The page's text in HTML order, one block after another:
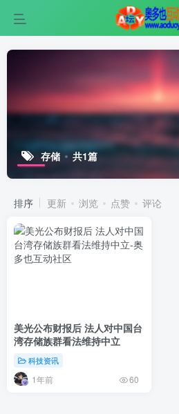
存储 共1篇
排序 更新 浏览 点赞 评论
美光公布财报后 法人对中国台
湾存储族群看法维持中立
科技资讯
1年前 60